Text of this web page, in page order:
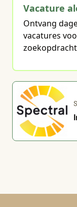
Vacature
Ontvang
vacatures